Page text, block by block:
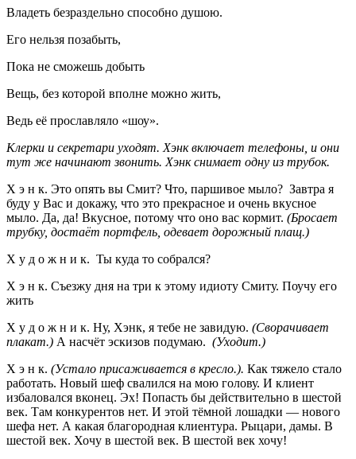
Владеть безраздельно способно душою.
Его нельзя позабыть,
Пока не сможешь добыть
Вещь, без которой вполне можно жить,
Ведь её прославляло «шоу».
Клерки и секретари уходят. Хэнк включает телефоны, и они
тут же начинают звонить. Хэнк снимает одну из трубок.
Х э н к. Это опять вы Смит? Что, паршивое мыло? Завтра я
буду у Вас и докажу, что это прекрасное и очень вкусное
мыло. Да, да! Вкусное, потому что оно вас кормит. (Бросает
трубку, достаёт портфель, одевает дорожный плащ.)
Х у д о ж н и к. Ты куда то собрался?
Х э н к. Съезжу дня на три к этому идиоту Смиту. Поучу его
жить
Х у д о ж н и к. Ну, Хэнк, я тебе не завидую. (Сворачивает
плакат.) А насчёт эскизов подумаю. (Уходит.)
Х э н к. (Устало присаживается в кресло.). Как тяжело стало
работать. Новый шеф свалился на мою голову. И клиент
избаловался вконец. Эх! Попасть бы действительно в шестой
век. Там конкурентов нет. И этой тёмной лошадки — нового
шефа нет. А какая благородная клиентура. Рыцари, дамы. В
шестой век. Хочу в шестой век. В шестой век хочу!